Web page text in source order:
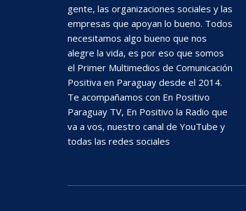
gente, las organizaciones sociales y las
empresas que apoyan lo bueno. Todos
necesitamos algo bueno que nos
alegre la vida, es por eso que somos
el Primer Multimedios de Comunicación
Positiva en Paraguay desde el 2014.
Te acompañamos con En Positivo
Paraguay TV, En Positivo la Radio que
va a vos, nuestro canal de YouTube y
todas las redes sociales